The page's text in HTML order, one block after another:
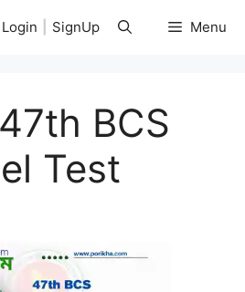
Menu
Login SignUp
BCS
Test